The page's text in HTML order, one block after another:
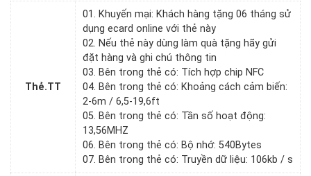
Thẻ.TT
01. Khuyến mại: Khách hàng tặng 06 tháng sử
dụng ecard online với thẻ này
02. Nếu thẻ này dùng làm quà tặng hãy gửi
đặt hàng và ghi chú thông tin
03. Bên trong thẻ có: Tích hợp chip NFC
04. Bên trong thẻ có: Khoảng cách cảm biến:
2-6m / 6,5-19,6ft
05. Bên trong thẻ có: Tần số hoạt động:
13,56MHZ
06. Bên trong thẻ có: Bộ nhớ: 540Bytes
07. Bên trong thẻ có: Truyền dữ liệu: 106kb / s